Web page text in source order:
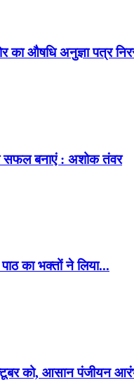
का औषधि अनुज्ञा पत्र
सफल बनाएं : अशोक तंवर
का भक्तों ने लिया...
को, आसान पंजीयन